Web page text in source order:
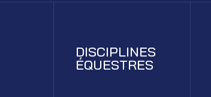
DISCIPLINES
ÉQUESTRES